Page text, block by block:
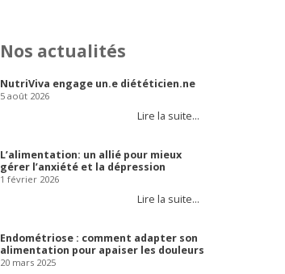
Nos actualités
NutriViva engage un.e diététicien.ne
5 août 2026
Lire la suite…
L’alimentation: un allié pour mieux
gérer l’anxiété et la dépression
1 février 2026
Lire la suite…
Endométriose : comment adapter son
alimentation pour apaiser les douleurs
20 mars 2025